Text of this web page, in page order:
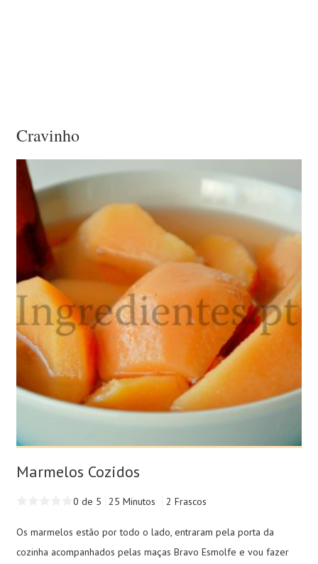
Cravinho
Marmelos Cozidos
0 de 5 25 Minutos 2 Frascos
Os marmelos estão por todo o lado, entraram pela porta da
cozinha acompanhados pelas maças Bravo Esmolfe e vou fazer